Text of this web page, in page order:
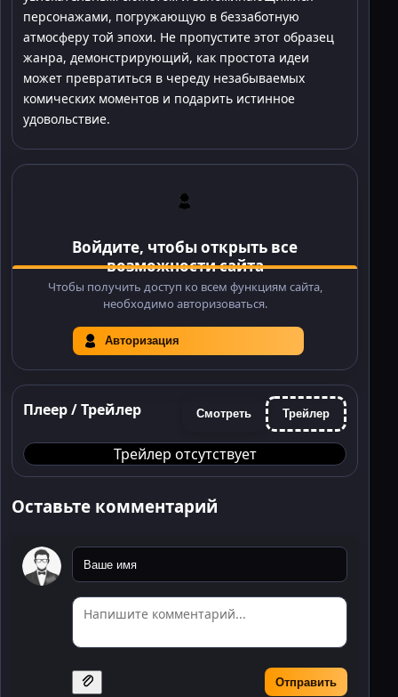
персонажами, погружающую в беззаботную
атмосферу той эпохи. Не пропустите этот образец
жанра, демонстрирующий, как простота идеи
может превратиться в череду незабываемых
комических моментов и подарить истинное
удовольствие.
Войдите, чтобы открыть все
возможности сайта
Чтобы получить доступ ко всем функциям сайта,
необходимо авторизоваться.
Авторизация
Плеер / Трейлер Смотреть Трейлер
Трейлер отсутствует
Оставьте комментарий
Отправить